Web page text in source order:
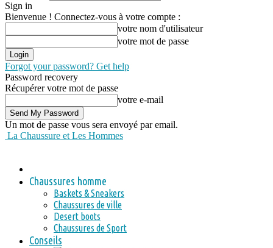
Sign in
Bienvenue ! Connectez-vous à votre compte :
votre nom d'utilisateur
votre mot de passe
Forgot your password? Get help
Password recovery
Récupérer votre mot de passe
votre e-mail
Un mot de passe vous sera envoyé par email.
La Chaussure et Les Hommes
Chaussures homme
Baskets & Sneakers
Chaussures de ville
Desert boots
Chaussures de Sport
Conseils